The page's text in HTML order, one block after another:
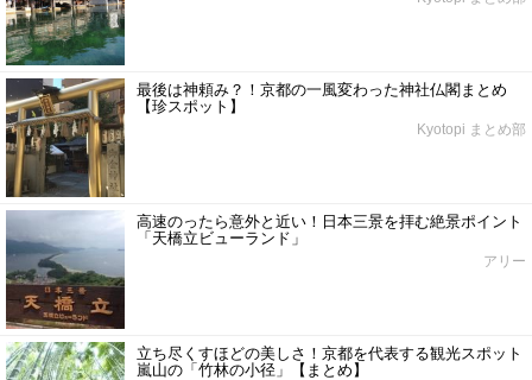
最後は神頼み？！京都の一風変わった神社仏閣まとめ
【珍スポット】
Kyotopi まとめ部
高速のったら意外と近い！日本三景を拝む絶景ポイント
「天橋立ビューランド」
アリー
立ち尽くすほどの美しさ！京都を代表する観光スポット
嵐山の「竹林の小径」【まとめ】